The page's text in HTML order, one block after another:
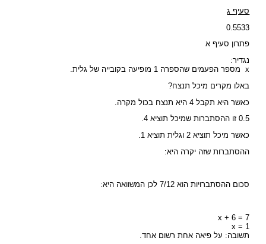
סעיף ג
0.5533
פתרון סעיף א
נגדיר:
x מספר הפעמים שהספרה 1 מופיעה בקובייה של גלית.
באלו מקרים מיכל תנצח?
כאשר היא תקבל 4 היא תנצח בכול מקרה.
0.5 זו ההסתברות שמיכל תוציא 4.
כאשר מיכל תוציא 2 וגלית תוציא 1.
ההסתברות שזה יקרה היא:
סכום ההסתברויות הוא 7/12 לכן המשוואה היא:
x + 6 = 7
x = 1
תשובה: על פיאה אחת רשום אחד.